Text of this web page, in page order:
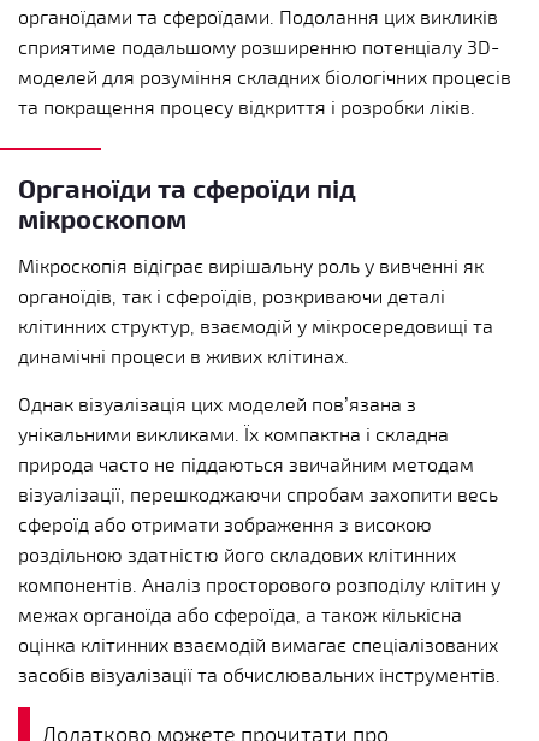
органоїдами та сфероїдами. Подолання цих викликів
сприятиме подальшому розширенню потенціалу 3D-
моделей для розуміння складних біологічних процесів
та покращення процесу відкриття і розробки ліків.
Органоїди та сфероїди під
мікроскопом
Мікроскопія відіграє вирішальну роль у вивченні як
органоїдів, так і сфероїдів, розкриваючи деталі
клітинних структур, взаємодій у мікросередовищі та
динамічні процеси в живих клітинах.
Однак візуалізація цих моделей пов’язана з
унікальними викликами. Їх компактна і складна
природа часто не піддаються звичайним методам
візуалізації, перешкоджаючи спробам захопити весь
сфероїд або отримати зображення з високою
роздільною здатністю його складових клітинних
компонентів. Аналіз просторового розподілу клітин у
межах органоїда або сфероїда, а також кількісна
оцінка клітинних взаємодій вимагає спеціалізованих
засобів візуалізації та обчислювальних інструментів.
Додатково можете прочитати про